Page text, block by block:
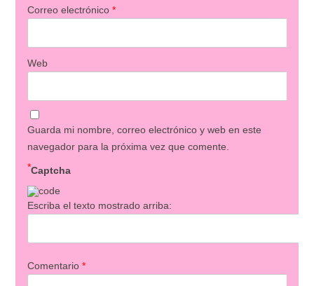
Correo electrónico *
Web
Guarda mi nombre, correo electrónico y web en este
navegador para la próxima vez que comente.
Captcha
*
Escriba el texto mostrado arriba:
Comentario *